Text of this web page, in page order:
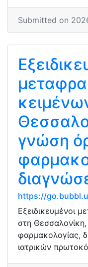
Submitted on
γνώση
https://
Εξειδικευμένοι
στη
φαρμακολογίας,
ιατρικών